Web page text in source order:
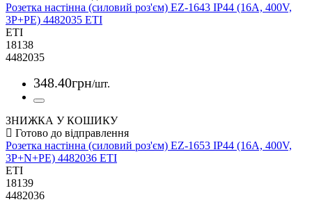
Розетка настінна (силовий роз'єм) EZ-1643 IP44 (16A, 400V,
3P+PE) 4482035 ETI
ETI
18138
4482035
348.40грн/шт.
ЗНИЖКА У КОШИКУ
Розетка настінна (силовий роз'єм) EZ-1653 IP44 (16A, 400V,
3P+N+PE) 4482036 ETI
ETI
18139
4482036